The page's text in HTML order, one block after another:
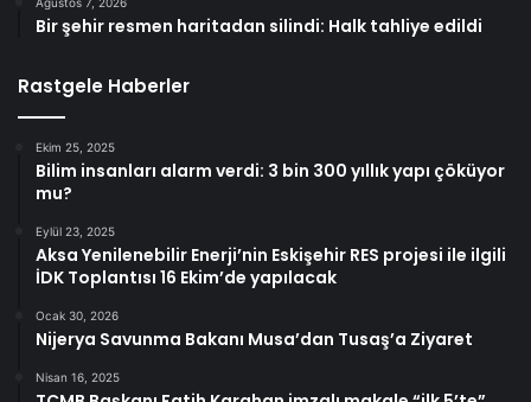
Bir şehir resmen haritadan silindi: Halk tahliye edildi
Rastgele Haberler
Ekim 25, 2025
Bilim insanları alarm verdi: 3 bin 300 yıllık yapı çöküyor
mu?
Eylül 23, 2025
Aksa Yenilenebilir Enerji’nin Eskişehir RES projesi ile ilgili
İDK Toplantısı 16 Ekim’de yapılacak
Ocak 30, 2026
Nijerya Savunma Bakanı Musa’dan Tusaş’a Ziyaret
Nisan 16, 2025